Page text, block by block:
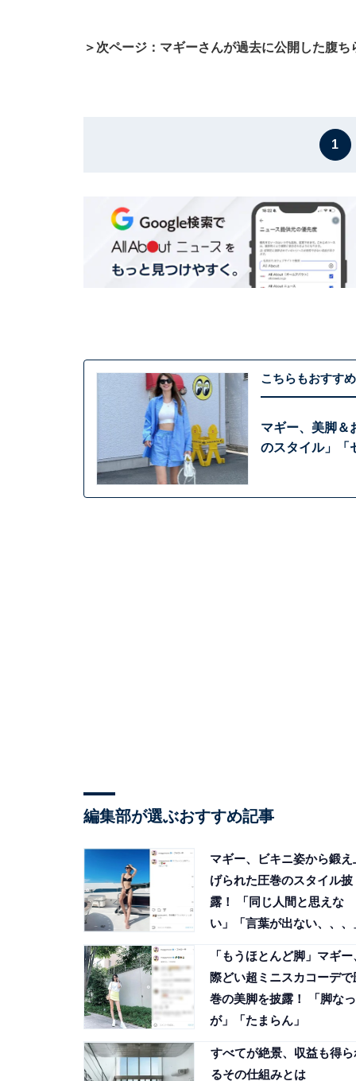
＞次ページ：マギーさんが過去に公開した腹ち
1
こちらもおすすめ
マギー、美脚＆
のスタイル」「
編集部が選ぶおすすめ記事
マギー、ビキニ姿から鍛え
げられた圧巻のスタイル披
露！ 「同じ人間と思えな
い」「言葉が出ない、、、
「もうほとんど脚」マギー
際どい超ミニスカコーデで
巻の美脚を披露！ 「脚なっ
が」「たまらん」
すべてが絶景、収益も得ら
るその仕組みとは